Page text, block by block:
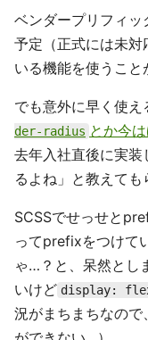
ベンダープリフィ
予定（正式には未対
いる機能を使うこと
でも意外に早く使
der-radius とか今
去年入社直後に実
るよね」と教えても
SCSSでせっせと
ってprefixをつけて
ゃ…？と、呆然とし
いけど display:
況がまちまちなの